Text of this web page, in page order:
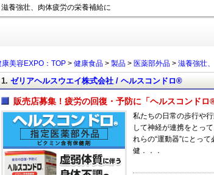
滋養強壮、肉体疲労の栄養補給に
康美容EXPO：TOP > 健康食品 > 製品 > 医薬部外品 > 滋養強壮
1. ゼリアヘルスウエイ株式会社 / ヘルスコンドロ®
販売店募集！疲労の回復・予防に「ヘルスコンドロ
私たちの日常の歩行や
して神経が連携をとっ
れらの“運動器”にとっ
健．．．